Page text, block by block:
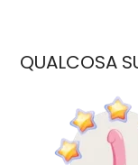
QUALCOSA